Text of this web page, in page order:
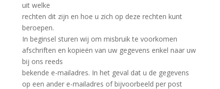
uit welke
rechten dit zijn en hoe u zich op deze rechten kunt
beroepen.
In beginsel sturen wij om misbruik te voorkomen
afschriften en kopieën van uw gegevens enkel naar uw
bij ons reeds
bekende e-mailadres. In het geval dat u de gegevens
op een ander e-mailadres of bijvoorbeeld per post